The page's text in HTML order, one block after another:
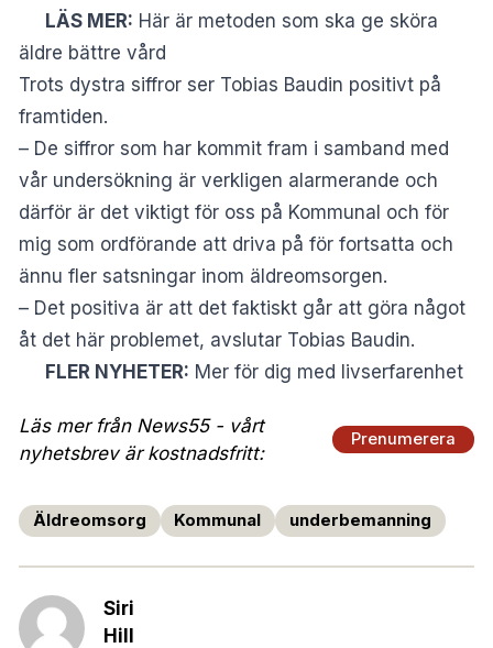
LÄS MER: Här är metoden som ska ge sköra
äldre bättre vård
Trots dystra siffror ser Tobias Baudin positivt på
framtiden.
– De siffror som har kommit fram i samband med
vår undersökning är verkligen alarmerande och
därför är det viktigt för oss på Kommunal och för
mig som ordförande att driva på för fortsatta och
ännu fler satsningar inom äldreomsorgen.
– Det positiva är att det faktiskt går att göra något
åt det här problemet, avslutar Tobias Baudin.
FLER NYHETER: Mer för dig med livserfarenhet
Läs mer från News55 - vårt
nyhetsbrev är kostnadsfritt:
Prenumerera
Äldreomsorg Kommunal underbemanning
Siri
Hill